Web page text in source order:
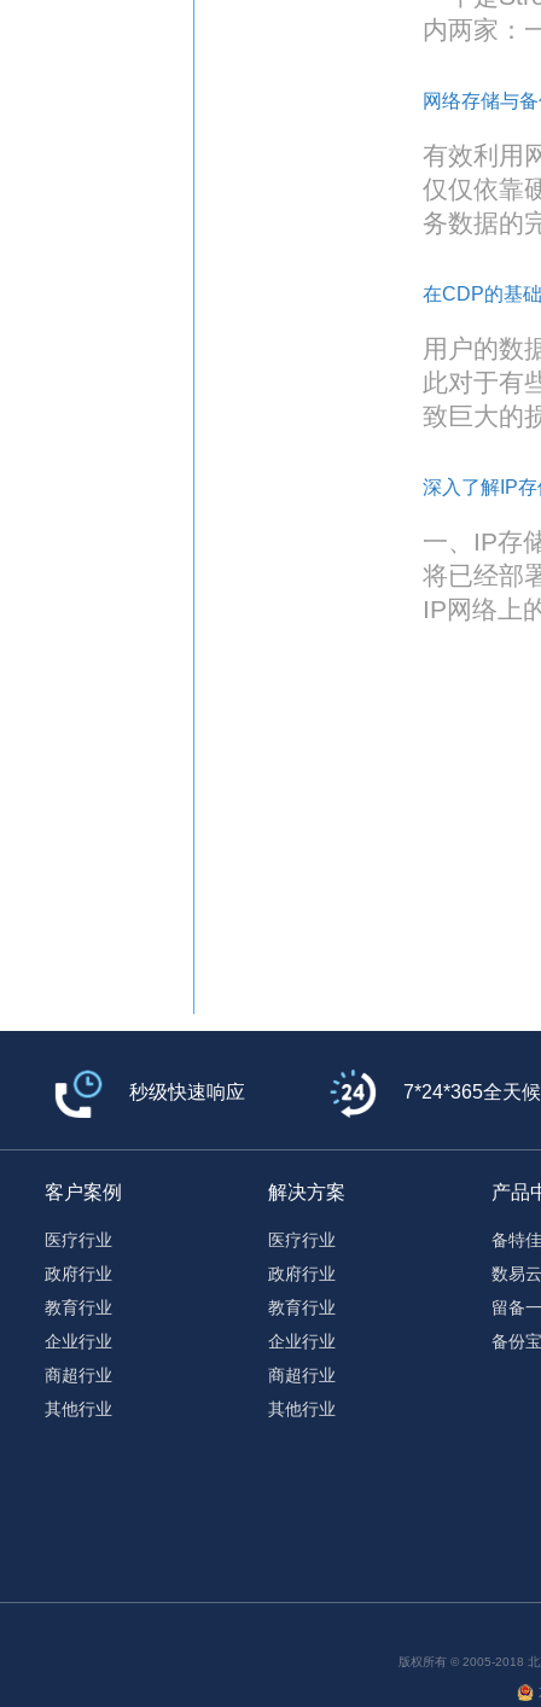
内两家：
网络存储与
有效利用
仅仅依靠
务数据的
在CDP的基
用户的数
此对于有
致巨大的
深入了解IP存
一、IP存
将已经部
IP网络上
秒级快速响应 7*24*365全天
客户案例
医疗行业
政府行业
教育行业
企业行业
商超行业
其他行业
解决方案
医疗行业
政府行业
教育行业
企业行业
商超行业
其他行业
产品
备特佳
数易
留备
备份宝
版权所有 © 2005-2018